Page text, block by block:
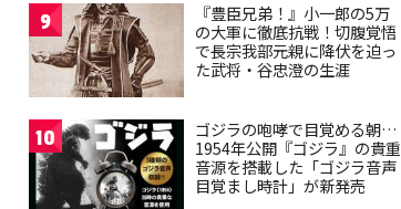
9
『豊臣兄弟！』小一郎の5万
の大軍に徹底抗戦！切腹覚悟
で長宗我部元親に降伏を迫っ
た武将・谷忠澄の生涯
10
ゴジラの咆哮で目覚める朝…
1954年公開『ゴジラ』の貴重
音源を搭載した「ゴジラ音声
目覚まし時計」が新発売